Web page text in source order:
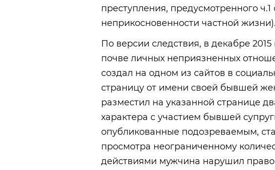
преступления, предусмотренного
неприкосновенности частной жизни).
По версии следствия, в декабре
почве личных неприязненных
создал на одном из сайтов в
страницу от имени своей бывшей
разместил на указанной странице
характера с участием бывшей
опубликованные подозреваемым,
просмотра неограниченному
действиями мужчина нарушил